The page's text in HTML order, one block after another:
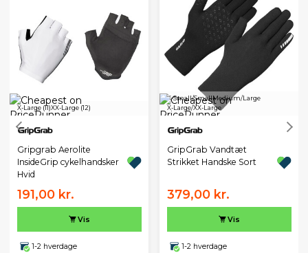
X-Large (11)XX-Large (12)
Gripgrab Aerolite
InsideGrip cykelhandsker
Hvid
191,00 kr.
Vis
1-2 hverdage
X-Small/SmallMedium/Large
X-Large/XX-Large
GripGrab Vandtæt
Strikket Handske Sort
379,00 kr.
Vis
1-2 hverdage